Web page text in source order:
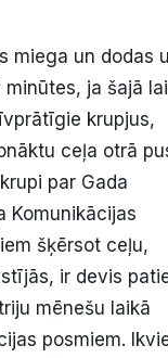
miega un dodas
ja šajā
krupjus,
ceļa otrā
par Gada
Komunikācijas
šķērsot ceļu,
ir devis
mēnešu laikā
posmiem.